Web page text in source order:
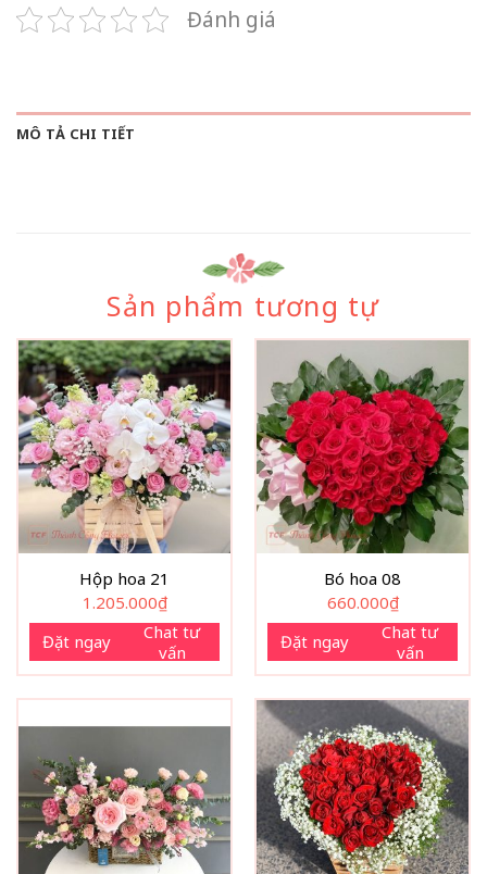
Đánh giá
MÔ TẢ CHI TIẾT
Sản phẩm tương tự
Hộp hoa 21
1.205.000₫
Đặt ngay
Chat tư
vấn
Bó hoa 08
660.000₫
Đặt ngay
Chat tư
vấn